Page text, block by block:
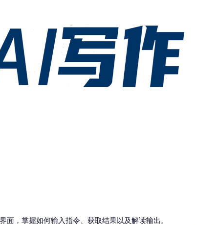
面，掌握如何输入指令、获取结果以及解读输出。